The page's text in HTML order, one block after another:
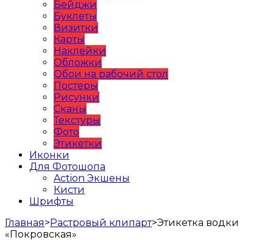
Бейджи
Буклеты
Визитки
Карты
Наклейки
Обложки
Обои на рабочий стол
Постеры
Рисунки
Сканы
Текстуры
Фото
Этикетки
Иконки
Для Фотошопа
Action Экшены
Кисти
Шрифты
Главная>Растровый клипарт>Этикетка водки
«Покровская»